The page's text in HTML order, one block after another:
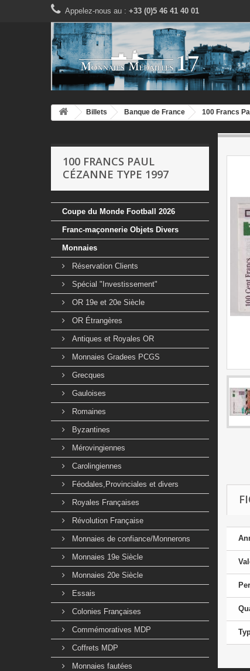
Appelez-nous au : +33 (0)5 46 41 40 01
Billets Banque de France 100 Francs
100 FRANCS PAUL
CÉZANNE TYPE 1997
Coupe du Monde Football 2026
Franc-maçonnerie Objets Divers
Monnaies
Réservation Clients
Spécial "Investissement"
OR 19e et 20e Siècle
OR Étrangères
Antiques et Royales OR
Monnaies Gradees PCGS
Grecques
Gauloises
Romaines
Byzantines
Mérovingiennes
Carolingiennes
Féodales,Provinciales et divers
Royales Françaises
Révolution Française
Monnaies de confiance/Monnerons
Monnaies 19e Siècle
Monnaies 20e Siècle
Essais
Colonies Françaises
Commémoratives MDP
Coffrets MDP
Monnaies fautées